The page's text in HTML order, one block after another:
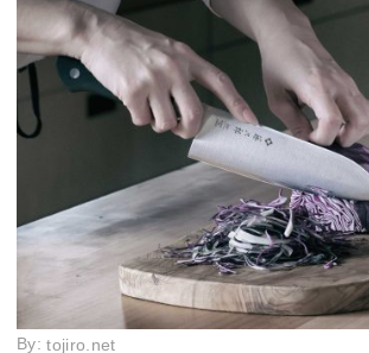
By:tojiro.net